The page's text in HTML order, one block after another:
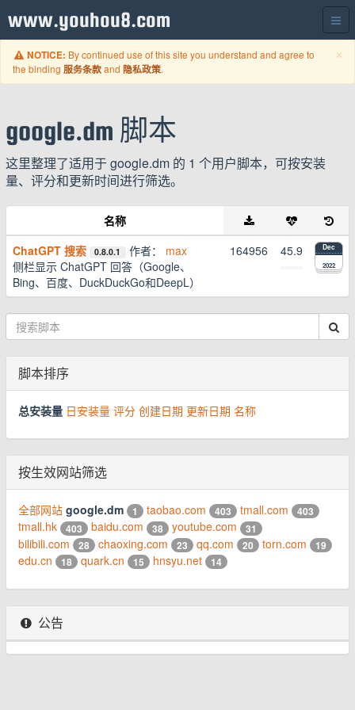
www.youhou8.com
×
NOTICE: By continued use of this site you understand and agree to
the binding 服务条款and 隐私政策.
google.dm 脚本
这里整理了适用于 google.dm 的 1 个用户脚本，可按安装
量、评分和更新时间进行筛选。
名称
ChatGPT 搜索
0.8.0.1 作者： max
侧栏显示 ChatGPT 回答（Google、
Bing、百度、DuckDuckGo和DeepL）
164956 45.9 Dec
2022
脚本排序
总安装量 日安装量 评分 创建日期 更新日期 名称
按生效网站筛选
全部网站 google.dm 1 taobao.com 403 tmall.com 403
tmall.hk 403 baidu.com 38 youtube.com 31
bilibili.com 28 chaoxing.com 23 qq.com 20 torn.com 19
edu.cn 18 quark.cn 15 hnsyu.net 14
公告